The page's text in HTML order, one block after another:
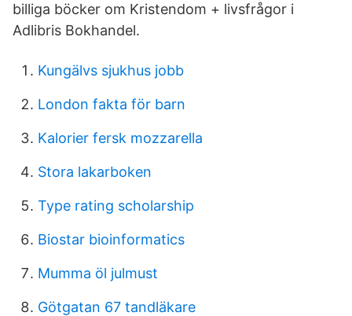
billiga böcker om Kristendom + livsfrågor i
Adlibris Bokhandel.
Kungälvs sjukhus jobb
London fakta för barn
Kalorier fersk mozzarella
Stora lakarboken
Type rating scholarship
Biostar bioinformatics
Mumma öl julmust
Götgatan 67 tandläkare